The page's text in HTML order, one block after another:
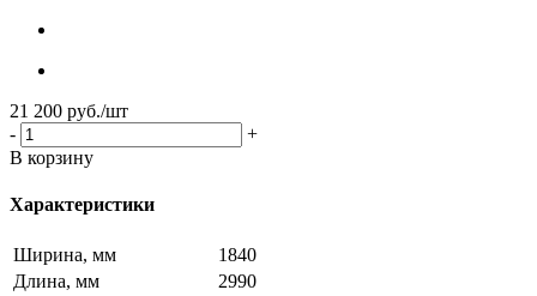
21 200 руб./шт
-
+
В корзину
Характеристики
Ширина, мм
1840
Длина, мм
2990